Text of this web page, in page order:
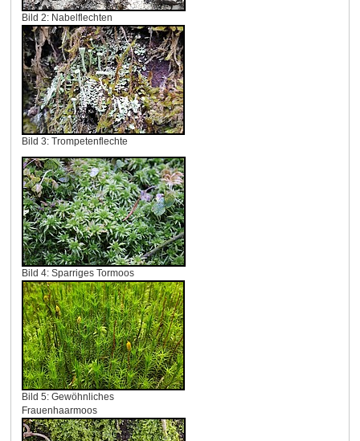
Bild 2: Nabelflechten
Bild 3: Trompetenflechte
Bild 4: Sparriges Tormoos
Bild 5: Gewöhnliches
Frauenhaarmoos